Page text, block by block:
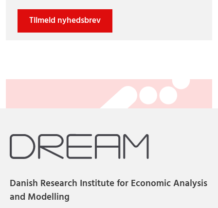
Tilmeld nyhedsbrev
Danish Research Institute for Economic Analysis
and Modelling